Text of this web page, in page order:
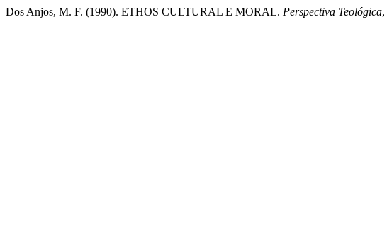
Dos Anjos, M. F. (1990). ETHOS CULTURAL E MORAL. Perspectiva Teológica,